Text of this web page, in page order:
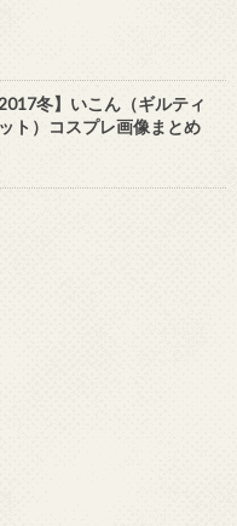
冬】いこん（ギルティ
ト）コスプレ画像まとめ